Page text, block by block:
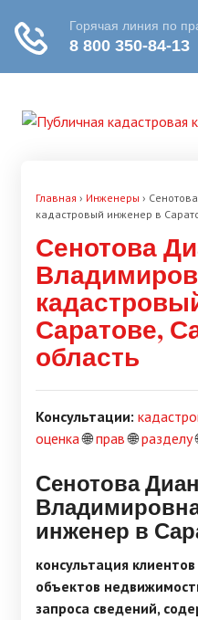
Главная › Инженеры ›
кадастровый инженер в
Сенотова
Саратове,
область
Консультации:
оценка🌐прав🌐разделу
Сенотова
инженер в
консультация
объектов
запроса сведений,